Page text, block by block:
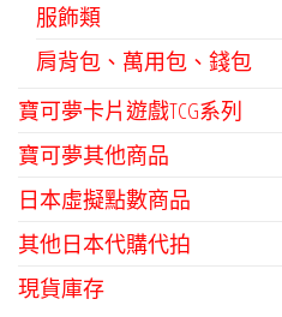
服飾類
肩背包、萬用包、錢包
寶可夢卡片遊戲TCG系列
寶可夢其他商品
日本虛擬點數商品
其他日本代購代拍
現貨庫存